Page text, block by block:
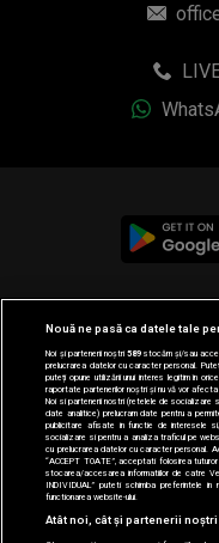
© 2019-2026 DOGAN
Nouă ne pasă ca datele tale
Noi și partenerii noștri589stocăm și/sau
prelucrarea datelor cu caracter personal.
puteți opune utilizării unui interes legitim în
raportate partenerilor noștri și nu vă vor afecta
Noi si partenerii nostri (retelele de socializare
date analitice) prelucram date pentru a
publicitare afisate in functie de interesele
socializare si pentru a analiza traficul pe
cu prelucrarea datelor cu caracter personal.
“ACCEPT TOATE”, acceptati folosirea
stocarea/accesarea informatiilor de catre
INDIVIDUAL” puteti schimba preferintele
functionarea website-ului.
Atât noi, cât și partenerii